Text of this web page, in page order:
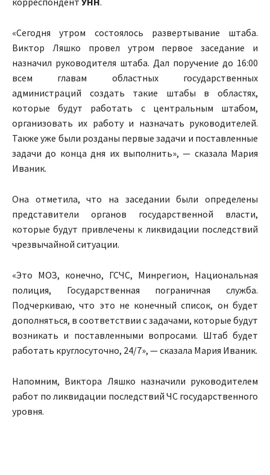
«Сегодня утром состоялось развертывание штаба.
Виктор Ляшко провел утром первое заседание и
назначил руководителя штаба. Дал поручение до 16:00
всем главам областных государственных
администраций создать такие штабы в областях,
которые будут работать с центральным штабом,
организовать их работу и назначать руководителей.
Также уже были розданы первые задачи и поставленные
задачи до конца дня их выполнить», — сказала Мария
Иваник.
Она отметила, что на заседании были определены
представители органов государственной власти,
которые будут привлечены к ликвидации последствий
чрезвычайной ситуации.
«Это МОЗ, конечно, ГСЧС, Минрегион, Национальная
полиция, Государственная пограничная служба.
Подчеркиваю, что это не конечный список, он будет
дополняться, в соответствии с задачами, которые будут
возникать и поставленными вопросами. Штаб будет
работать круглосуточно, 24/7», — сказала Мария Иваник.
Напомним, Виктора Ляшко назначили руководителем
работ по ликвидации последствий ЧС государственного
уровня.